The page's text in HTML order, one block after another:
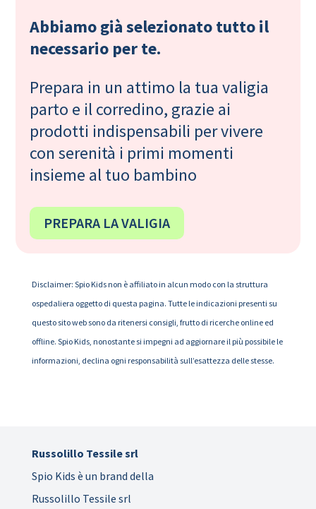
Abbiamo già selezionato tutto il
necessario per te.
Prepara in un attimo la tua valigia
parto e il corredino, grazie ai
prodotti indispensabili per vivere
con serenità i primi momenti
insieme al tuo bambino
PREPARA LA VALIGIA
Disclaimer: Spio Kids non è affiliato in alcun modo con la struttura
ospedaliera oggetto di questa pagina. Tutte le indicazioni presenti su
questo sito web sono da ritenersi consigli, frutto di ricerche online ed
offline. Spio Kids, nonostante si impegni ad aggiornare il più possibile le
informazioni, declina ogni responsabilità sull’esattezza delle stesse.
Russolillo Tessile srl
Spio Kids è un brand della
Russolillo Tessile srl